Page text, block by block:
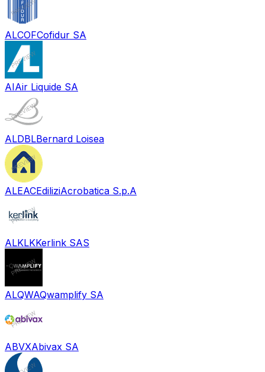
ALCOFCofidur SA
AIAir Liquide SA
ALDBLBernard Loisea
ALEACEdiliziAcrobatica S.p.A
ALKLKKerlink SAS
ALQWAQwamplify SA
ABVXAbivax SA